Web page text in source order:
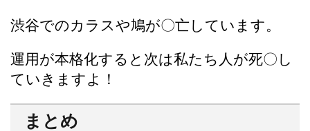
渋谷でのカラスや鳩が〇亡しています。
運用が本格化すると次は私たち人が死〇し
ていきますよ！
まとめ